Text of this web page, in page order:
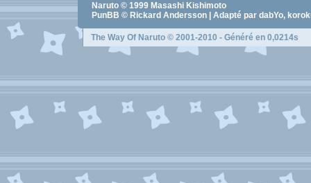
Naruto © 1999 Masashi Kishimoto
PunBB © Rickard Andersson | Adapté par dabYo,
The Way Of Naruto © 2001-2010 - Généré en 0,0214s